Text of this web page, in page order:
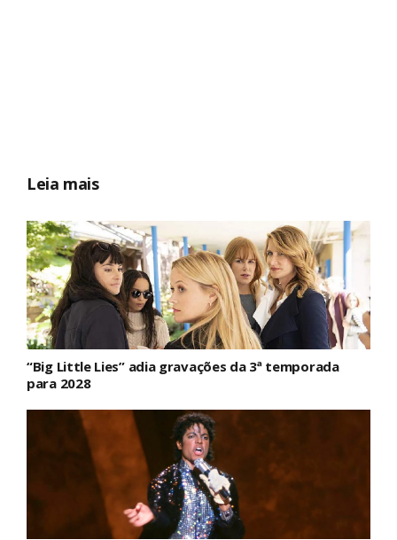
Leia mais
“Big Little Lies” adia gravações da 3ª temporada
para 2028